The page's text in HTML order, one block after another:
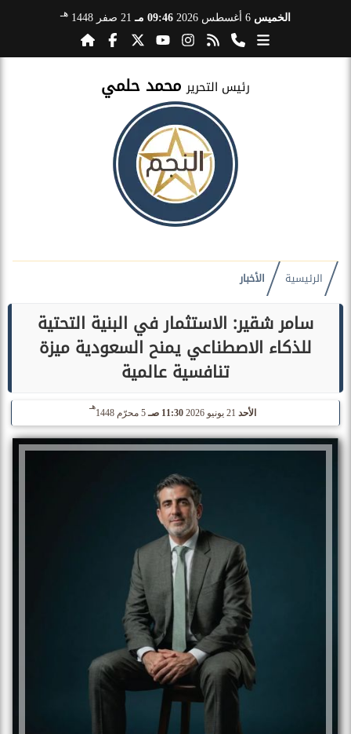
الخميس 09:46 مـ 21 صفر 1448 هـ
رئيس التحرير محمد حلمي
الرئيسية الأخبار
سامر شقير: الاستثمار في البنية التحتية
للذكاء الاصطناعي يمنح السعودية ميزة
تنافسية عالمية
الأحد 11:30 صـ 5 محرّم 1448
هـ